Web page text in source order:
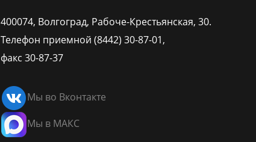
400074, Волгоград, Рабоче-Крестьянская, 30.
Телефон приемной (8442) 30-87-01,
факс 30-87-37
Мы во Вконтакте
Мы в МАКС